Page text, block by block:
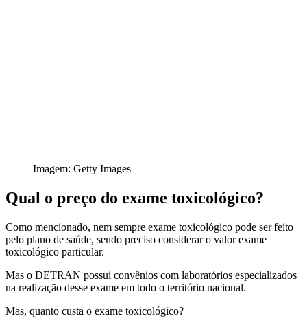
Imagem: Getty Images
Qual o preço do exame toxicológico?
Como mencionado, nem sempre exame toxicológico pode ser feito
pelo plano de saúde, sendo preciso considerar o valor exame
toxicológico particular.
Mas o DETRAN possui convênios com laboratórios especializados
na realização desse exame em todo o território nacional.
Mas, quanto custa o exame toxicológico?